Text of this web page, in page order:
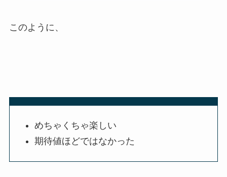
このように、
めちゃくちゃ楽しい
期待値ほどではなかった